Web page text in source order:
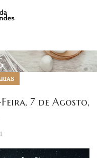
7 de Agosto,